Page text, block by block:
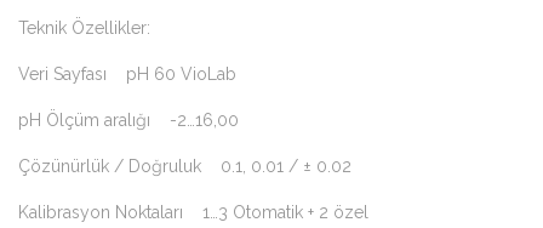
Teknik Özellikler:
Veri Sayfası pH 60 VioLab
pH Ölçüm aralığı -2…16,00
Çözünürlük / Doğruluk 0.1, 0.01 / ± 0.02
Kalibrasyon Noktaları 1…3 Otomatik + 2 özel